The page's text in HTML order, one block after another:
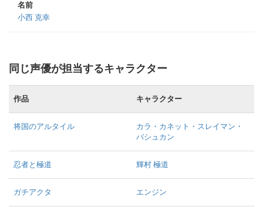
名前
小西 克幸
同じ声優が担当するキャラクター
作品 キャラクター
将国のアルタイル
カラ・カネット・スレイマン・
バシュカン
忍者と極道 輝村 極道
ガチアクタ エンジン